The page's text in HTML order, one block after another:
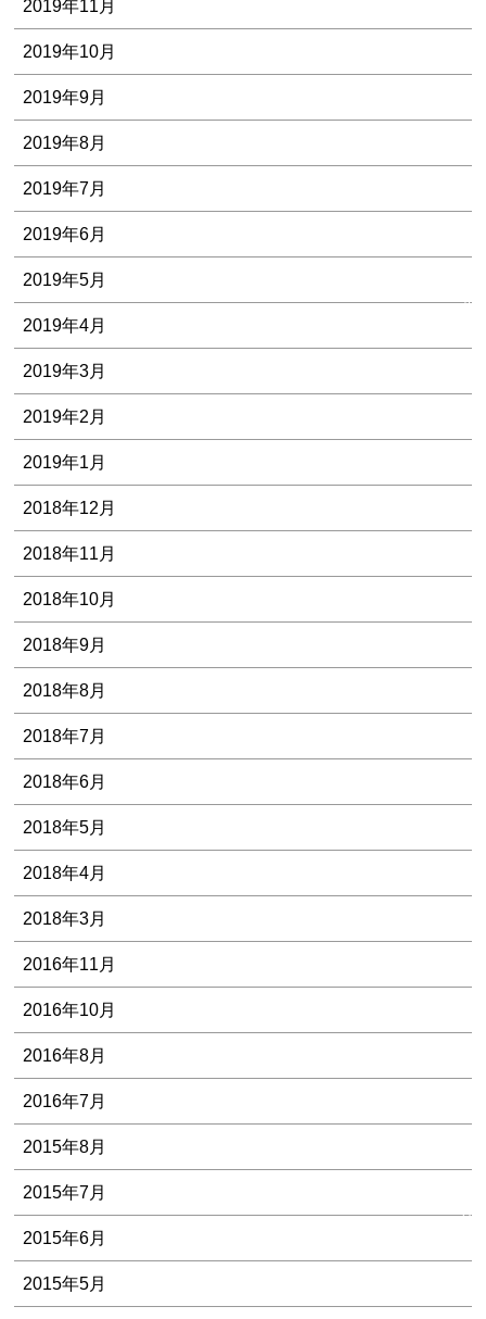
他
の
2019年11月
2019年10月
2019年9月
2019年8月
2019年7月
2019年6月
2019年5月
2019年4月
2019年3月
2019年2月
2019年1月
2018年12月
2018年11月
2018年10月
2018年9月
2018年8月
2018年7月
2018年6月
2018年5月
2018年4月
2018年3月
2016年11月
2016年10月
2016年8月
2016年7月
2015年8月
2015年7月
2015年6月
2015年5月